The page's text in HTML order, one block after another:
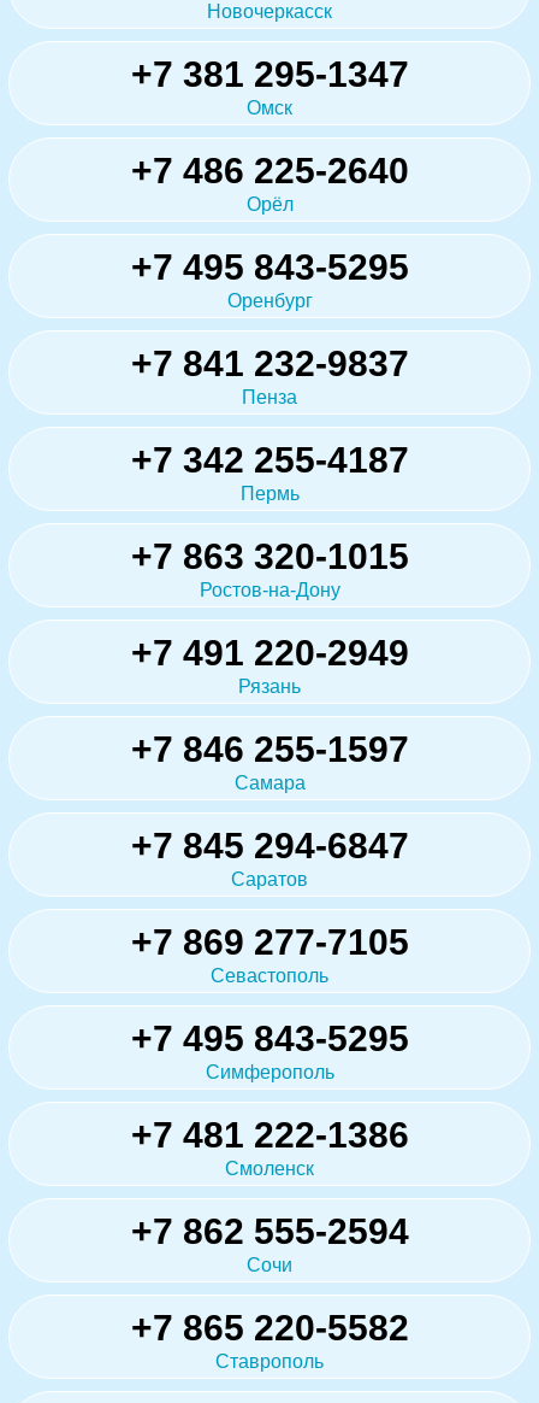
Новочеркасск
+7 381 295-1347
Омск
+7 486 225-2640
Орёл
+7 495 843-5295
Оренбург
+7 841 232-9837
Пенза
+7 342 255-4187
Пермь
+7 863 320-1015
Ростов-на-Дону
+7 491 220-2949
Рязань
+7 846 255-1597
Самара
+7 845 294-6847
Саратов
+7 869 277-7105
Севастополь
+7 495 843-5295
Симферополь
+7 481 222-1386
Смоленск
+7 862 555-2594
Сочи
+7 865 220-5582
Ставрополь